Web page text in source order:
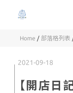
Home / 部落格列表
2021-09-18
【開店日